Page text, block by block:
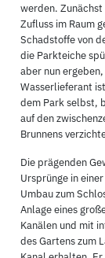
werden.
Zufluss im Raum
Schadstoffe von
die Parkteiche
aber nun
Wasserlieferant
dem Park selbst,
auf den
Brunnens
Die prägenden
Ursprünge in
Umbau zum
Anlage eines
Kanälen und mit
des Gartens zum